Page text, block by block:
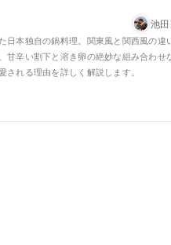
池
日本独自の鍋料理。関東風と関西風の違
甘辛い割下と溶き卵の絶妙な組み合わせ
される理由を詳しく解説します。